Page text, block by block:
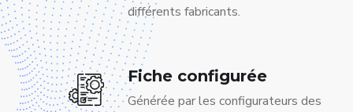
différents fabricants.
Fiche configurée
Générée par les configurateurs des